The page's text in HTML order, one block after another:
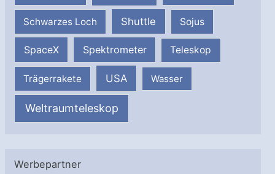
Schwarzes Loch Shuttle Sojus
SpaceX Spektrometer Teleskop
Trägerrakete USA Wasser
Weltraumteleskop
Werbepartner